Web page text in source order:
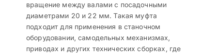
вращение между валами с посадочными
диаметрами 20 и 22 мм. Такая муфта
подходит для применения в станочном
оборудовании, самодельных механизмах,
приводах и других технических сборках, где